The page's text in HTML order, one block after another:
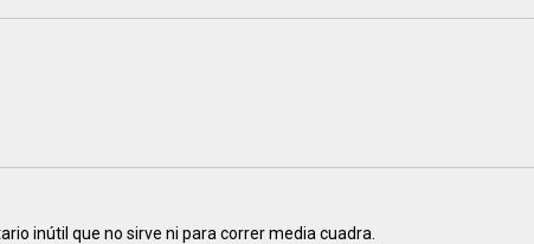
inútil que no sirve ni para correr media cuadra.